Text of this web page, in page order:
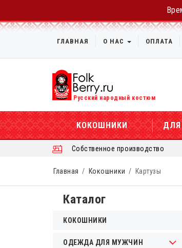
ГЛАВНАЯ О НАС ОПЛАТА
Русский народный костюм
КОКОШНИКИ ДЛЯ
Собственное производство
Главная Кокошники Картузы
Каталог
КОКОШНИКИ
ОДЕЖДА ДЛЯ МУЖЧИН